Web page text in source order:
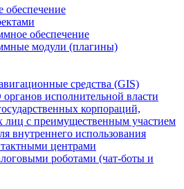
обеспечение
обеспечение
модули (плагины)
средства (GIS)
исполнительной власти
корпораций,
с преимущественным участием
внутреннего использования
центрами
роботами (чат-боты и